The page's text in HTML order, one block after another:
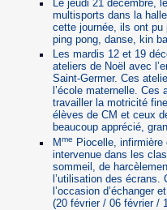
Le jeudi 21 décembre,
multisports dans la
cette journée, ils ont pu
ping pong, danse, kin
Les mardis 12 et 19
ateliers de Noël avec
Saint-Germer. Ces
l’école maternelle. Ces
travailler la motricité
élèves de CM et ceux
beaucoup apprécié,
Mme Piocelle, infirmière
intervenue dans les
sommeil, de
l’utilisation des écrans.
l’occasion d’échanger
(20 février / 06 février /